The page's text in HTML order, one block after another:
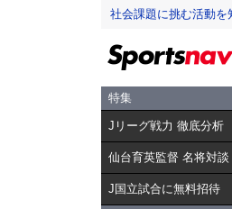
社会課題に挑む活動を
特集
Jリーグ戦力 徹底分析
仙台育英監督 名将対談
J国立試合に無料招待